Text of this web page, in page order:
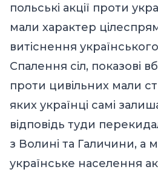
польські акції проти
мали характер
витіснення
Спалення сіл, показові
проти цивільних мали
яких українці самі
відповідь туди
з Волині та Галичини, а
українське населення